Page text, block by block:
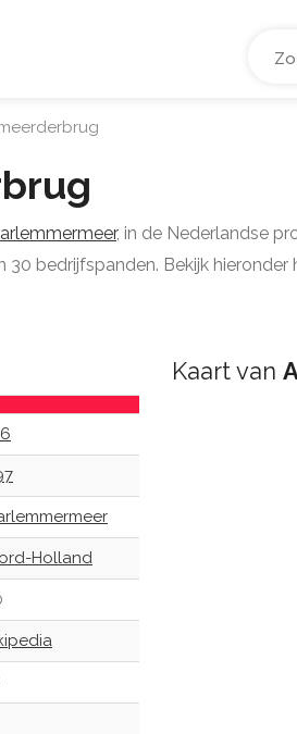
, in de Nederlandse
bedrijfspanden. Bekijk
Holland
Kaart van